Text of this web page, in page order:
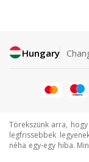
Hungary
Törekszünk arra,
legfrissebbek
néha egy-egy hiba.